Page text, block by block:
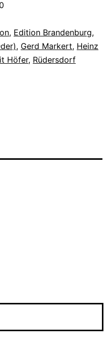
, Edition Brandenburg,
, Gerd Markert, Heinz
Höfer, Rüdersdorf